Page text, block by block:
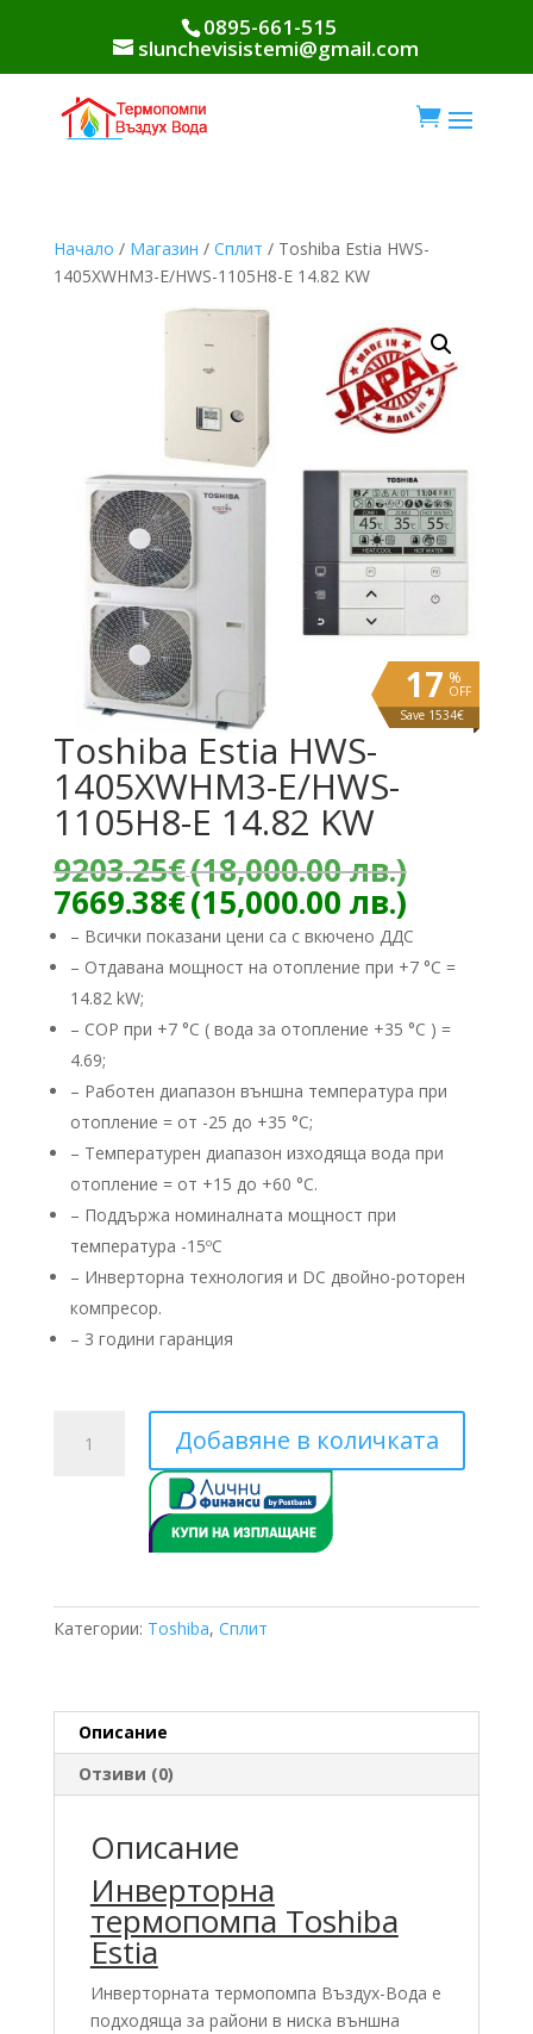
0895-661-515
slunchevisistemi@gmail.com

Начало / Магазин / Сплит / Toshiba Estia HWS-
1405XWHM3-E/HWS-1105H8-E 14.82 KW
%
OFF
17
Save 1534€
Toshiba Estia HWS-
1405XWHM3-E/HWS-
1105H8-E 14.82 KW
9203.25€(18,000.00 лв.)
7669.38€(15,000.00 лв.)
цена
е:
лв.).
– Всички показани цени са с вкючено ДДС
– Отдавана мощност на отопление при +7 °C =
14.82 kW;
– COP при +7 °C ( вода за отопление +35 °C ) =
4.69;
– Работен диапазон външна температура при
отопление = от -25 до +35 °C;
– Температурен диапазон изходяща вода при
отопление = от +15 до +60 °C.
– Поддържа номиналната мощност при
температура -15ºС
– ​Инверторна технология и DC двойно-роторен
компресор.
– 3 години гаранция
Добавяне в количката
Категории: Toshiba, Сплит
Описание
Отзиви (0)
Описание
Инверторна
термопомпа Toshiba
Estia
Инверторната термопомпа Въздух-Вода е
подходяща за райони в ниска външна